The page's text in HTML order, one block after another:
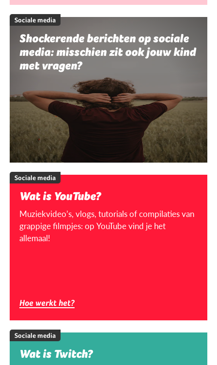
Sociale media
Shockerende berichten op sociale
media: misschien zit ook jouw kind
met vragen?
Sociale media
Wat is YouTube?
Muziekvideo’s, vlogs, tutorials of compilaties van
grappige filmpjes: op YouTube vind je het
allemaal!
Hoe werkt het?
Sociale media
Wat is Twitch?